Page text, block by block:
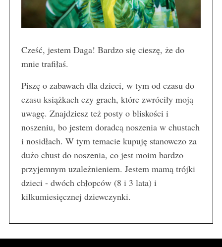
Cześć, jestem Daga! Bardzo się cieszę, że do
mnie trafiłaś.
Piszę o zabawach dla dzieci, w tym od czasu do
czasu książkach czy grach, które zwróciły moją
uwagę. Znajdziesz też posty o bliskości i
noszeniu, bo jestem doradcą noszenia w chustach
i nosidłach. W tym temacie kupuję stanowczo za
dużo chust do noszenia, co jest moim bardzo
przyjemnym uzależnieniem. Jestem mamą trójki
dzieci - dwóch chłopców (8 i 3 lata) i
kilkumiesięcznej dziewczynki.